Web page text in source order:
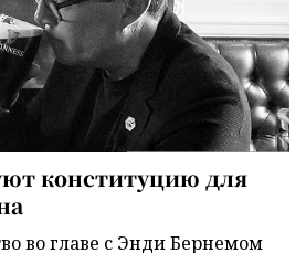
конституцию для
во главе с Энди Бернемом